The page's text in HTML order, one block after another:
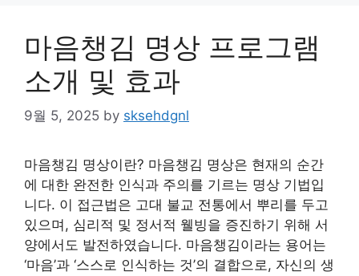
마음챙김 명상 프로그램
소개 및 효과
9월 5, 2025 by sksehdgnl
마음챙김 명상이란? 마음챙김 명상은 현재의 순간
에 대한 완전한 인식과 주의를 기르는 명상 기법입
니다. 이 접근법은 고대 불교 전통에서 뿌리를 두고
있으며, 심리적 및 정서적 웰빙을 증진하기 위해 서
양에서도 발전하였습니다. 마음챙김이라는 용어는
‘마음’과 ‘스스로 인식하는 것’의 결합으로, 자신의 생